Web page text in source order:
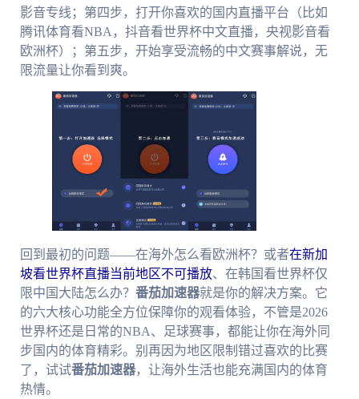
影音专线；第四步，打开你喜欢的国内直播平台（比如
腾讯体育看NBA，抖音看世界杯中文直播，央视影音看
欧洲杯）；第五步，开始享受流畅的中文赛事解说，无
限流量让你看到爽。
回到最初的问题——在海外怎么看欧洲杯？或者在新加
坡看世界杯直播当前地区不可播放、在韩国看世界杯仅
限中国大陆怎么办？ 番茄加速器就是你的解决方案。它
的六大核心功能全方位保障你的观看体验，不管是2026
世界杯还是日常的NBA、足球赛事，都能让你在海外同
步国内的体育精彩。别再因为地区限制错过喜欢的比赛
了，试试番茄加速器，让海外生活也能充满国内的体育
热情。